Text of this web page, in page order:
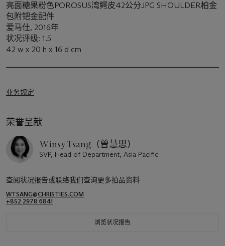
亮面糖果粉色POROSUS湾鳄皮42公分JPG SHOULDER柏金
包附钯金配件
爱马仕, 2016年
状况评级: 1.5
42 w x 20 h x 16 d cm
业务规定
荣誉呈献
Winsy Tsang（曾慧思）
SVP, Head of Department, Asia Pacific
查阅状况报告或联络我们查询更多拍品资料
WTSANG@CHRISTIES.COM
+852 2978 6841
浏览状况报告